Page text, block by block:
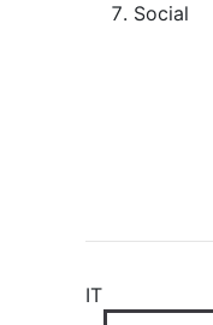
Social
IT